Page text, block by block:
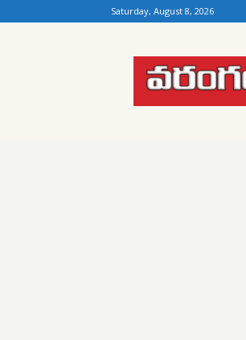
Saturday, August 8, 2026